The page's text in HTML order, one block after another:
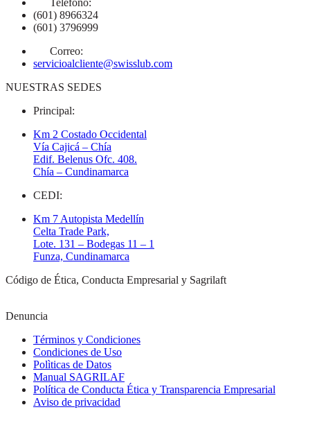
Teléfono:
(601) 8966324
(601) 3796999
Correo:
servicioalcliente@swisslub.com
NUESTRAS SEDES
Principal:
Km 2 Costado Occidental
Vía Cajicá – Chía
Edif. Belenus Ofc. 408.
Chía – Cundinamarca
CEDI:
Km 7 Autopista Medellín
Celta Trade Park,
Lote. 131 – Bodegas 11 – 1
Funza, Cundinamarca
Código de Ética, Conducta Empresarial y Sagrilaft
Denuncia
Términos y Condiciones
Condiciones de Uso
Polìticas de Datos
Manual SAGRILAF
Política de Conducta Ética y Transparencia Empresarial
Aviso de privacidad